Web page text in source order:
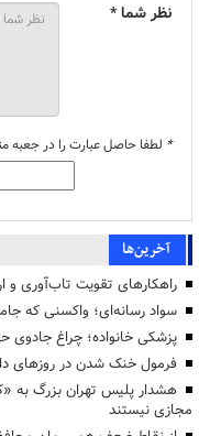
نظر شما *
* لطفا حاصل عبارت را در جعبه
آخرین‌ها
راهکارهای تقویت تاب‌آوری و
سواد رسانه‌ای؛ واکسنی که
پزشکی خانواده؛ چراغ جادوی
فرمول خنک شدن در روزهای
هشدار پلیس تهران بزرگ به
مجازی نیستند